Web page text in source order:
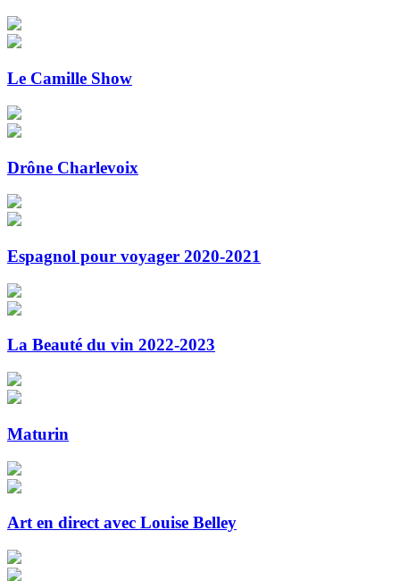
Le Camille Show
Drône Charlevoix
Espagnol pour voyager 2020-2021
La Beauté du vin 2022-2023
Maturin
Art en direct avec Louise Belley